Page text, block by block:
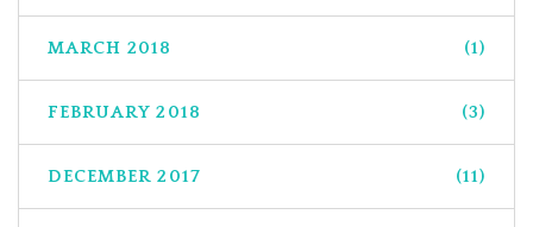
MARCH 2018 (1)
FEBRUARY 2018 (3)
DECEMBER 2017 (11)